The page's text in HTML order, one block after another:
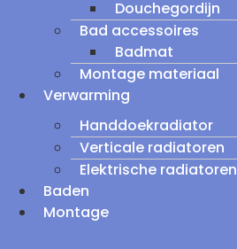
Douchegordijn
Bad accessoires
Badmat
Montage materiaal
Verwarming
Handdoekradiator
Verticale radiatoren
Elektrische radiatoren
Baden
Montage